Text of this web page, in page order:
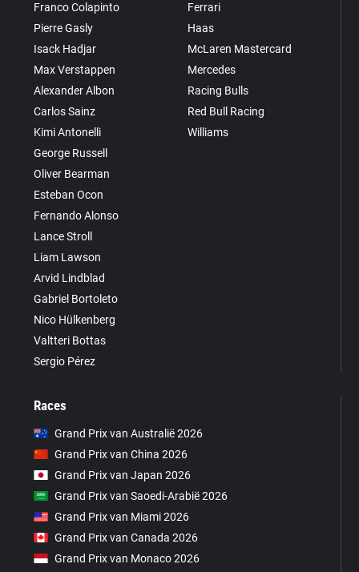
Franco Colapinto
Pierre Gasly
Isack Hadjar
Max Verstappen
Alexander Albon
Carlos Sainz
Kimi Antonelli
George Russell
Oliver Bearman
Esteban Ocon
Fernando Alonso
Lance Stroll
Liam Lawson
Arvid Lindblad
Gabriel Bortoleto
Nico Hülkenberg
Valtteri Bottas
Sergio Pérez
Ferrari
Haas
McLaren Mastercard
Mercedes
Racing Bulls
Red Bull Racing
Williams
Races
Grand Prix van Australië 2026
Grand Prix van China 2026
Grand Prix van Japan 2026
Grand Prix van Saoedi-Arabië 2026
Grand Prix van Miami 2026
Grand Prix van Canada 2026
Grand Prix van Monaco 2026